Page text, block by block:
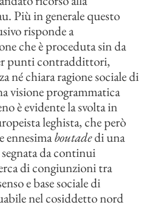
Più in generale questo
risponde a
che è proceduta sin da
punti contraddittori,
né chiara ragione sociale di
visione programmatica
è evidente la svolta in
leghista, che però
ennesimaboutadedi una
da continui
di congiunzioni tra
e base sociale di
nel cosiddetto nord